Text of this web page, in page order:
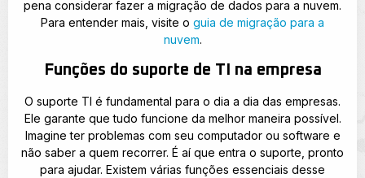
pena considerar fazer a migração de dados para a nuvem.
Para entender mais, visite o guia de migração para a
nuvem.
Funções do suporte de TI na empresa
O suporte TI é fundamental para o dia a dia das empresas.
Ele garante que tudo funcione da melhor maneira possível.
Imagine ter problemas com seu computador ou software e
não saber a quem recorrer. É aí que entra o suporte, pronto
para ajudar. Existem várias funções essenciais desse